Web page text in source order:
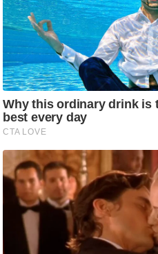
ड
ल्म
स
मी
क्षा
B
r
e
a
k